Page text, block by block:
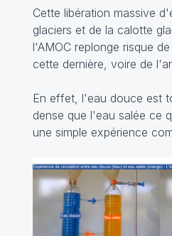
Cette libération massive
glaciers et de la calotte
l'AMOC replonge risque
cette dernière, voire de
En effet, l'eau douce est
dense que l'eau salée ce
une simple expérience